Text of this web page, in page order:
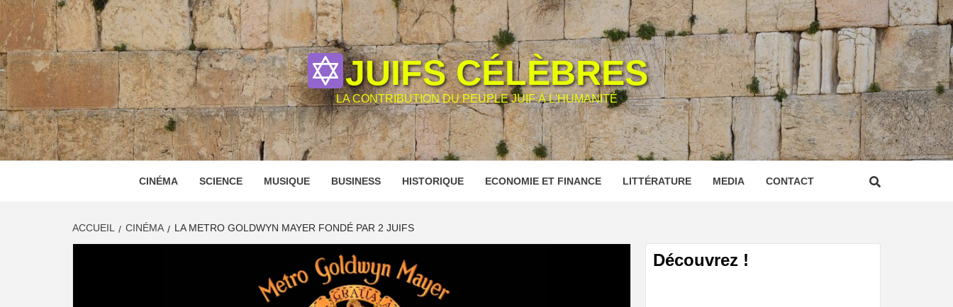
Skip
to
content
JUIFS CÉLÈBRES
LA CONTRIBUTION DU PEUPLE JUIF À L'HUMANITÉ
CINÉMA SCIENCE MUSIQUE BUSINESS HISTORIQUE ECONOMIE ET FINANCE LITTÉRATURE MEDIA CONTACT
ACCUEIL CINÉMA LA METRO GOLDWYN MAYER FONDÉ PAR 2 JUIFS
Découvrez !